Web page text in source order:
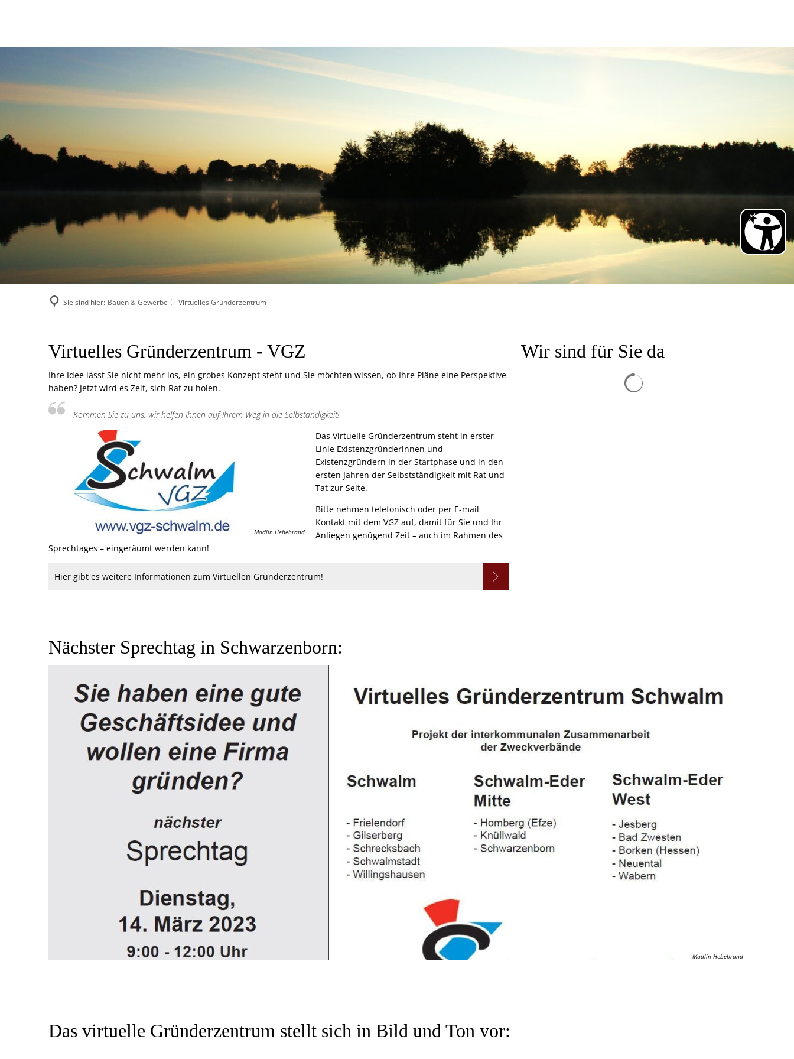
Sie sind hier: Bauen & Gewerbe Virtuelles Gründerzentrum
Virtuelles
Gründerzentrum
Virtuelles Gründerzentrum - VGZ
Ihre Idee lässt Sie nicht mehr los, ein grobes Konzept steht und Sie möchten wissen, ob Ihre Pläne eine Perspektive
haben? Jetzt wird es Zeit, sich Rat zu holen.
Kommen Sie zu uns, wir helfen Ihnen auf Ihrem Weg in die Selbständigkeit!
Madlin Hebebrand
Das Virtuelle Gründerzentrum steht in erster
Linie Existenzgründerinnen und
Existenzgründern in der Startphase und in den
ersten Jahren der Selbstständigkeit mit Rat und
Tat zur Seite.
Bitte nehmen telefonisch oder per E-mail
Kontakt mit dem VGZ auf, damit für Sie und Ihr
Anliegen genügend Zeit – auch im Rahmen des
Sprechtages – eingeräumt werden kann!
Hier gibt es weitere Informationen zum Virtuellen Gründerzentrum!
Wir sind für Sie da
Nächster Sprechtag in Schwarzenborn:
Madlin Hebebrand
Das virtuelle Gründerzentrum stellt sich in Bild und Ton vor: